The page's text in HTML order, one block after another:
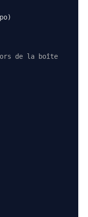
po)
de la boîte